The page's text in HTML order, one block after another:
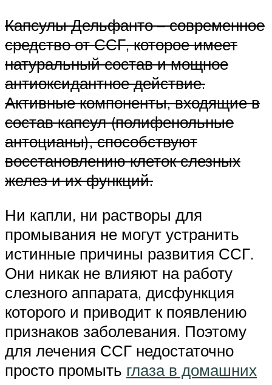
Капсулы Дельфанто – современное
средство от ССГ, которое имеет
натуральный состав и мощное
антиоксидантное действие.
Активные компоненты, входящие в
состав капсул (полифенольные
антоцианы), способствуют
восстановлению клеток слезных
желез и их функций.
Ни капли, ни растворы для
промывания не могут устранить
истинные причины развития ССГ.
Они никак не влияют на работу
слезного аппарата, дисфункция
которого и приводит к появлению
признаков заболевания. Поэтому
для лечения ССГ недостаточно
просто промыть глаза в домашних